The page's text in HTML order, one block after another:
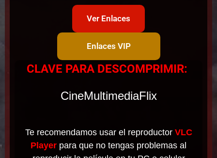
Ver Enlaces
Enlaces VIP
CLAVE PARA DESCOMPRIMIR:
CineMultimediaFlix
Te recomendamos usar el reproductor VLC
Player para que no tengas problemas al